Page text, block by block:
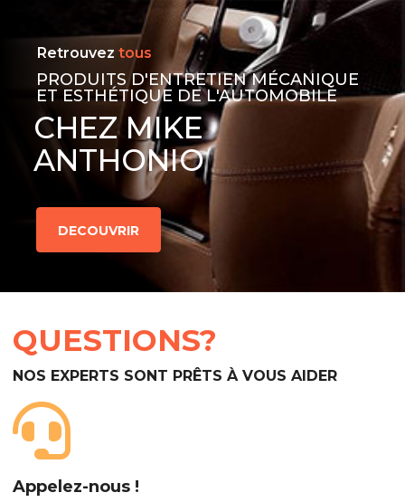
Retrouvez tous
PRODUITS D'ENTRETIEN MÉCANIQUE
ET ESTHÉTIQUE DE L'AUTOMOBILE
CHEZ MIKE
ANTHONIO
DECOUVRIR
QUESTIONS?
NOS EXPERTS SONT PRÊTS À VOUS AIDER
Appelez-nous !